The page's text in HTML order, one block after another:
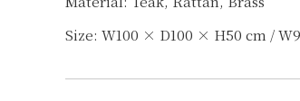
Size: W100 × D100 × H50 cm /